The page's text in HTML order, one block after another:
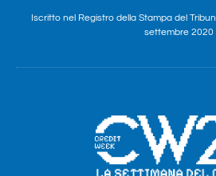
Iscritto nel Registro della Stampa del
settembre 2020